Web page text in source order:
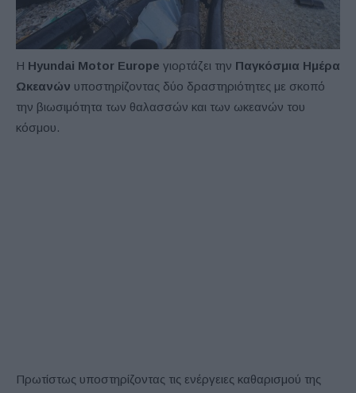
Η Hyundai Motor Europe γιορτάζει την Παγκόσμια Ημέρα
Ωκεανών υποστηρίζοντας δύο δραστηριότητες με σκοπό
την βιωσιμότητα των θαλασσών και των ωκεανών του
κόσμου.
Πρωτίστως υποστηρίζοντας τις ενέργειες καθαρισμού της